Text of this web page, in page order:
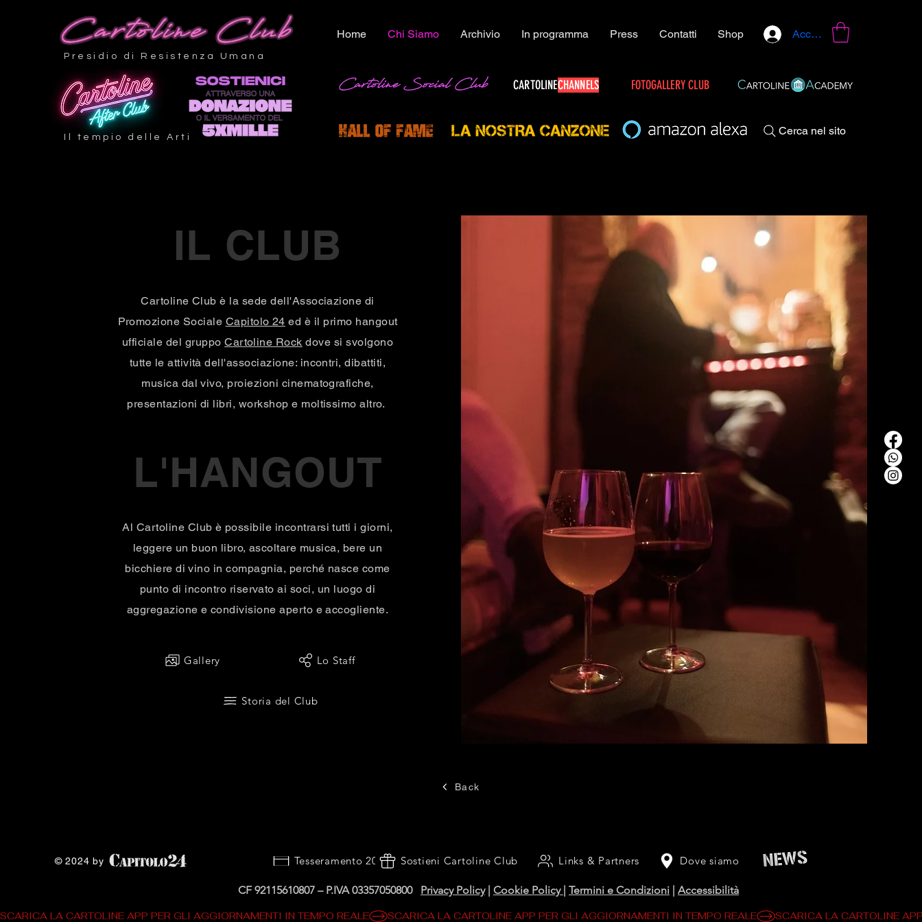
Presidio di Resistenza Umana
Il tempio delle Arti
Home Chi Siamo Archivio In programma Press Contatti Shop Accedi
CARTOLINECHANNELS FOTOGALLERY CLUB
Cerca nel sito
IL CLUB
Cartoline Club è la sede dell'Associazione di
Promozione Sociale Capitolo 24 ed è il primo hangout
ufficiale del gruppoCartoline Rock dove si svolgono
tutte le attività dell'associazione: incontri, dibattiti,
musica dal vivo, proiezioni cinematografiche,
presentazioni di libri, workshop e moltissimo altro.
Al Cartoline Club è possibile incontrarsi tutti i giorni,
leggere un buon libro, ascoltare musica, bere un
bicchiere di vino in compagnia, perché nasce come
punto di incontro riservato ai soci, un luogo di
aggregazione e condivisione aperto e accogliente.
L'HANGOUT
Gallery Lo Staff
Storia del Club
Back
© 2024 by Tesseramento 2026 Sostieni Cartoline Club Links & Partners Dove siamo
CF 92115610807 – P.IVA 03357050800 Privacy Policy| Cookie Policy | Termini e Condizioni | Accessibilità
SCARICA LA CARTOLINE APP PER GLI AGGIORNAMENTI IN TEMPO REALE